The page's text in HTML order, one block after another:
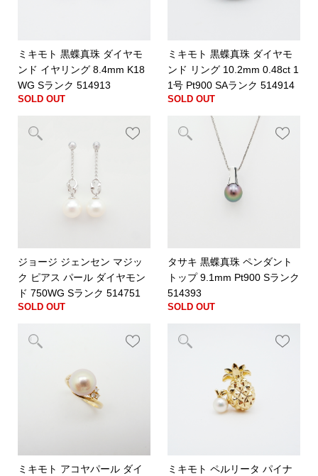
ミキモト 黒蝶真珠 ダイヤモ
ンド イヤリング 8.4mm K18
WG Sランク 514913
SOLD OUT
ミキモト 黒蝶真珠 ダイヤモ
ンド リング 10.2mm 0.48ct 1
1号 Pt900 SAランク 514914
SOLD OUT
ジョージ ジェンセン マジッ
ク ピアス パール ダイヤモン
ド 750WG Sランク 514751
SOLD OUT
タサキ 黒蝶真珠 ペンダント
トップ 9.1mm Pt900 Sランク
514393
SOLD OUT
ミキモト アコヤパール ダイ
ミキモト ペルリータ パイナ